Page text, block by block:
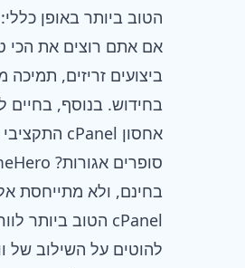
הטוב ביותר באופן כללי: Devoster
ביצועים זריזים,
בחידוש. בנוסף,
אחסון cPanel התקציבי הטוב ביותר: NameHero
בחינם, ולא מתייחסת
cPanel הטוב ביותר לוורדפרס: InMotion